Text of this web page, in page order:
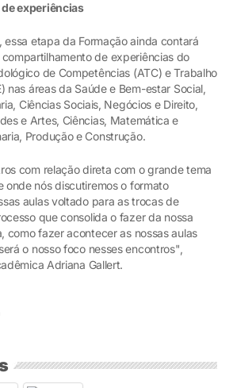
experiências
etapa da Formação ainda contará
de experiências do
de Competências (ATC) e Trabalho
nas áreas da Saúde e Bem-estar Social,
Ciências Sociais, Negócios e Direito,
e Artes, Ciências, Matemática e
Produção e Construção.
com relação direta com o grande tema
onde nós discutiremos o formato
aulas voltado para as trocas de
que consolida o fazer da nossa
como fazer acontecer as nossas aulas
o nosso foco nesses encontros",
Adriana Gallert.